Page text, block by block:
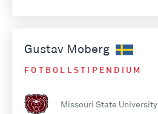
Gustav Moberg
FOTBOLLSTIPENDIUM
Missouri State University